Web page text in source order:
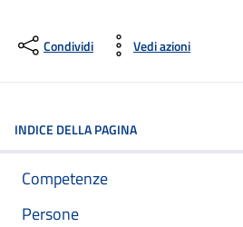
Condividi Vedi azioni
INDICE DELLA PAGINA
Competenze
Persone